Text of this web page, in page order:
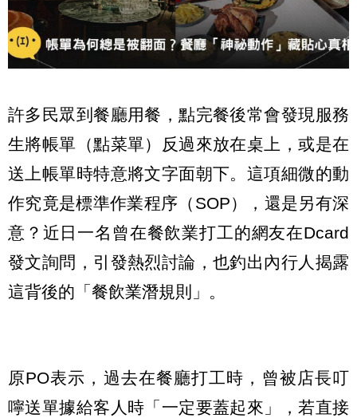
許多民眾到餐廳用餐，點完餐後常會發現服務
生將帳單（點菜單）反過來放在桌上，或是在
送上帳單時特意將文字面朝下。這項細微的動
作究竟是標準作業程序（SOP），還是另有深
意？近日一名曾在餐飲業打工的網友在Dcard
發文詢問，引發熱烈討論，也釣出內行人揭露
這背後的「餐飲業潛規則」。
原PO表示，過去在餐廳打工時，曾被店長叮
嚀送單據給客人時「一定要蓋起來」，若直接